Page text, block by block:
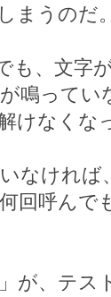
まうのだ。
も、文字
鳴ってい
けなくな
なければ
回呼んで
が、テス